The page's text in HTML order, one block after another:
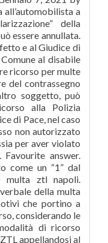
all’automobilista a
della
essere annullata.
e al Giudice di
al disabile
ricorso per multe
del contrassegno
soggetto, può
alla Polizia
di Pace, nel caso
non autorizzato
per aver violato
answer.
come un “1” dal
multa ztl napoli.
della multa
che portino a
considerando le
di ricorso
appellandosi al